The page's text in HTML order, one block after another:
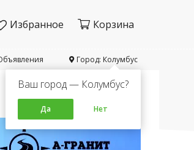
Избранное Корзина
Город: Колумбус
Ваш город — Колумбус?
Да Нет